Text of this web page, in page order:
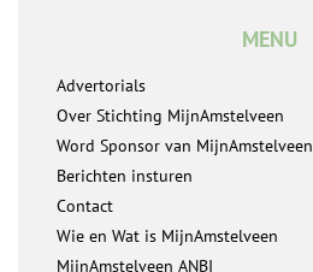
MENU
Advertorials
Over Stichting MijnAmstelveen
Word Sponsor van MijnAmstelveen
Berichten insturen
Contact
Wie en Wat is MijnAmstelveen
MijnAmstelveen ANBI